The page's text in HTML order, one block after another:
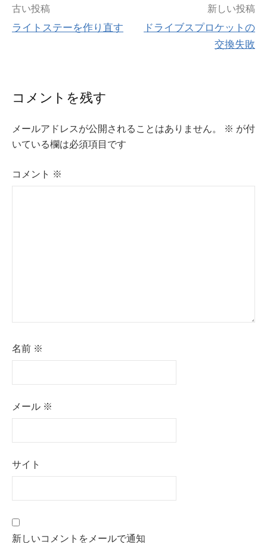
投
稿
ビ
ゲ
ー
シ
古い投稿
ライトステーを作り直す
新しい投稿
ドライブスプロケットの
交換失敗
コメントを残す
メールアドレスが公開されることはありません。 ※ が付
いている欄は必須項目です
コメント ※
名前 ※
メール ※
サイト
新しいコメントをメールで通知